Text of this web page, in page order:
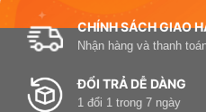
CHÍNH SÁCH GIAO
Nhận hàng và thanh
ĐỔI TRẢ DỄ DÀNG
1 đổi 1 trong 7 ngày